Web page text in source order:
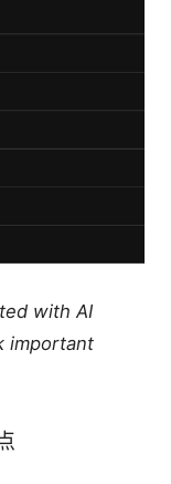
with AI
important